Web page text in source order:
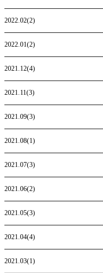
2022.02(2)
2022.01(2)
2021.12(4)
2021.11(3)
2021.09(3)
2021.08(1)
2021.07(3)
2021.06(2)
2021.05(3)
2021.04(4)
2021.03(1)